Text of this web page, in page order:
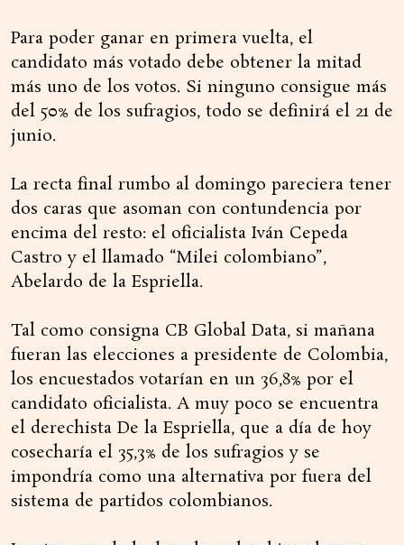
Para poder ganar en primera vuelta, el
candidato más votado debe obtener la mitad
más uno de los votos. Si ninguno consigue más
del 50% de los sufragios, todo se definirá el 21 de
junio.
La recta final rumbo al domingo pareciera tener
dos caras que asoman con contundencia por
encima del resto: el oficialista Iván Cepeda
Castro y el llamado “Milei colombiano”,
Abelardo de la Espriella.
Tal como consigna CB Global Data, si mañana
fueran las elecciones a presidente de Colombia,
los encuestados votarían en un 36,8% por el
candidato oficialista. A muy poco se encuentra
el derechista De la Espriella, que a día de hoy
cosecharía el 35,3% de los sufragios y se
impondría como una alternativa por fuera del
sistema de partidos colombianos.